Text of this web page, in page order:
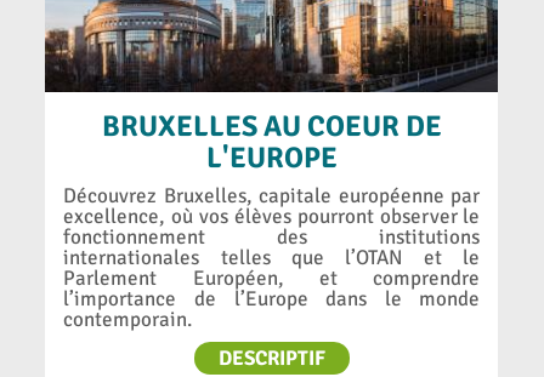
BRUXELLES AU COEUR DE
L'EUROPE
Découvrez Bruxelles, capitale européenne par
excellence, où vos élèves pourront observer le
fonctionnement des institutions
internationales telles que l’OTAN et le
Parlement Européen, et comprendre
l’importance de l’Europe dans le monde
contemporain.
DESCRIPTIF